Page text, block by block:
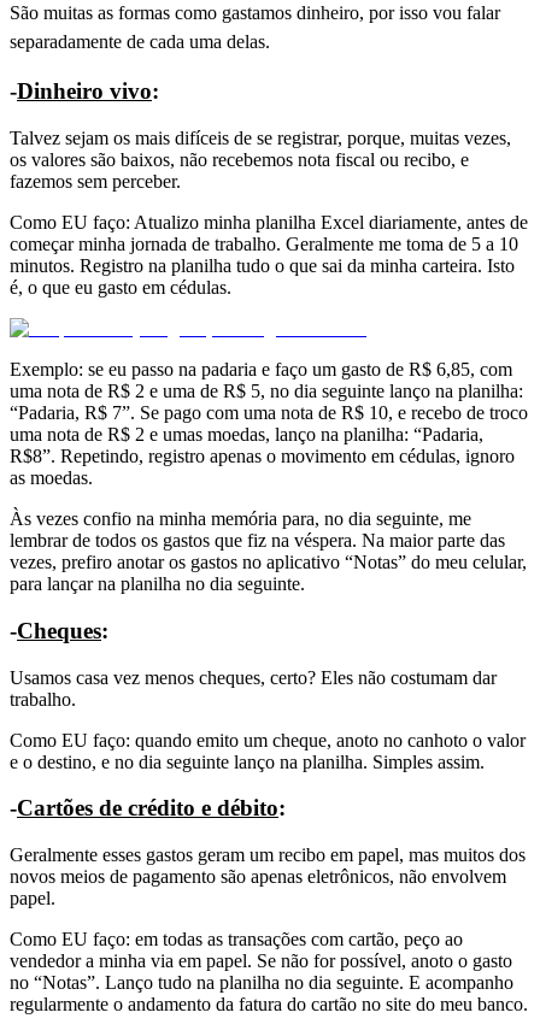
São muitas as formas como gastamos dinheiro, por isso vou falar
separadamente de cada uma delas.
-Dinheiro vivo:
Talvez sejam os mais difíceis de se registrar, porque, muitas vezes,
os valores são baixos, não recebemos nota fiscal ou recibo, e
fazemos sem perceber.
Como EU faço: Atualizo minha planilha Excel diariamente, antes de
começar minha jornada de trabalho. Geralmente me toma de 5 a 10
minutos. Registro na planilha tudo o que sai da minha carteira. Isto
é, o que eu gasto em cédulas.
Exemplo: se eu passo na padaria e faço um gasto de R$ 6,85, com
uma nota de R$ 2 e uma de R$ 5, no dia seguinte lanço na planilha:
“Padaria, R$ 7”. Se pago com uma nota de R$ 10, e recebo de troco
uma nota de R$ 2 e umas moedas, lanço na planilha: “Padaria,
R$8”. Repetindo, registro apenas o movimento em cédulas, ignoro
as moedas.
Às vezes confio na minha memória para, no dia seguinte, me
lembrar de todos os gastos que fiz na véspera. Na maior parte das
vezes, prefiro anotar os gastos no aplicativo “Notas” do meu celular,
para lançar na planilha no dia seguinte.
-Cheques:
Usamos casa vez menos cheques, certo? Eles não costumam dar
trabalho.
Como EU faço: quando emito um cheque, anoto no canhoto o valor
e o destino, e no dia seguinte lanço na planilha. Simples assim.
-Cartões de crédito e débito:
Geralmente esses gastos geram um recibo em papel, mas muitos dos
novos meios de pagamento são apenas eletrônicos, não envolvem
papel.
Como EU faço: em todas as transações com cartão, peço ao
vendedor a minha via em papel. Se não for possível, anoto o gasto
no “Notas”. Lanço tudo na planilha no dia seguinte. E acompanho
regularmente o andamento da fatura do cartão no site do meu banco.